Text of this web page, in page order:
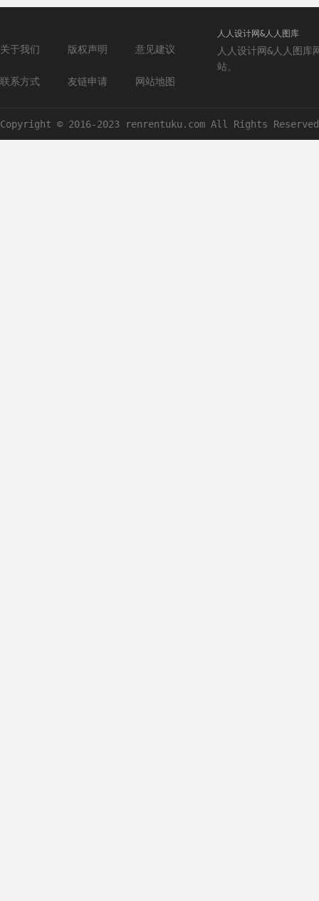
关于我们 版权声明 意见建议
联系方式 友链申请 网站地图
人人设计网&人人图库
人人设计网&人人图库
站。
Copyright © 2016-2023 renrentuku.com All Rights